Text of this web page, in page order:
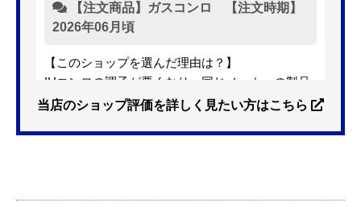
【注文商品】ガスコンロ 【注文時期】
2026年06月頃
【このショップを選んだ理由は？】
IHコンロの調子が悪くなり、同じメーカーの製品
を探していました。ただ、3口から2口のものへ変
は需要が少なく製品によっては割高になるとのこ
ろ、希望した製品が量販店よりかなり安い価格で
当店のショップ評価を詳しく見たい方はこちら